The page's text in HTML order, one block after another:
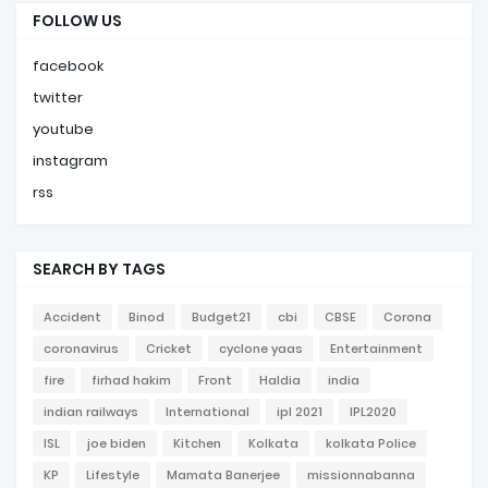
FOLLOW US
facebook
twitter
youtube
instagram
rss
SEARCH BY TAGS
Accident Binod Budget21 cbi CBSE
Corona
coronavirus
Cricket cyclone yaas
Entertainment
fire
firhad hakim Front Haldia
india
indian railways
International ipl 2021
IPL2020
ISL
joe biden Kitchen Kolkata
kolkata Police
KP
Lifestyle Mamata Banerjee missionnabanna